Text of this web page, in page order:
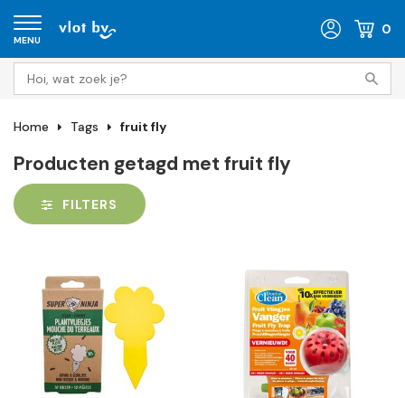
MENU
0
Home Tags fruit fly
Producten getagd met fruit fly
FILTERS